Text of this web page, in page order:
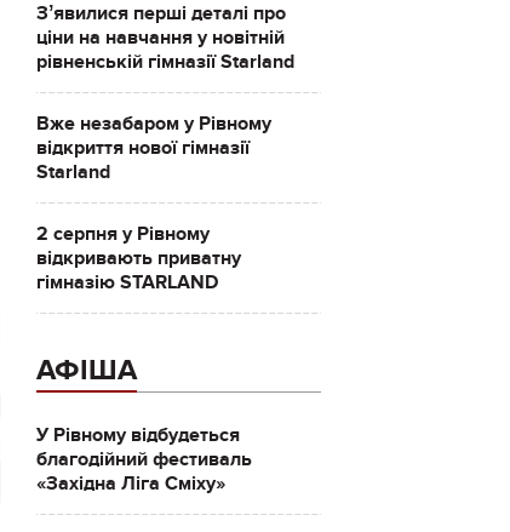
Зʼявилися перші деталі про
ціни на навчання у новітній
рівненській гімназії Starland
Вже незабаром у Рівному
відкриття нової гімназії
Starland
2 серпня у Рівному
відкривають приватну
гімназію STARLAND
АФІША
У Рівному відбудеться
благодійний фестиваль
«Західна Ліга Сміху»